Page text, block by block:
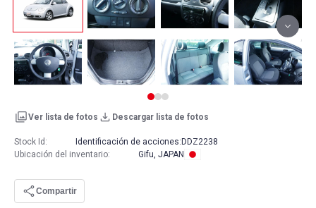
Ver lista de fotos Descargar lista de fotos
Stock Id: Identificación de acciones: DDZ2238
Ubicación del inventario: Gifu, JAPAN
Compartir